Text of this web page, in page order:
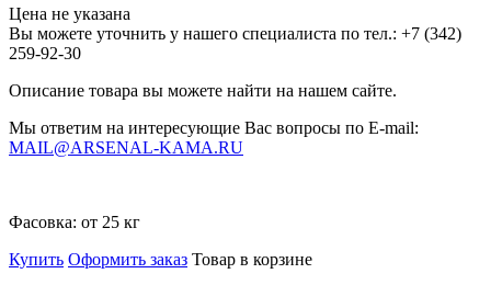
Цена не указана
Вы можете уточнить у нашего специалиста по тел.: +7 (342)
259-92-30
Описание товара вы можете найти на нашем сайте.
Мы ответим на интересующие Вас вопросы по E-mail:
MAIL@ARSENAL-KAMA.RU
Фасовка: от 25 кг
Купить Оформить заказ Товар в корзине